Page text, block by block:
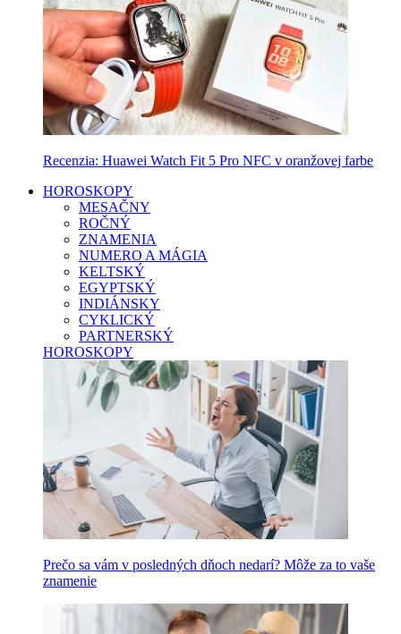
Recenzia: Huawei Watch Fit 5 Pro NFC v oranžovej farbe
HOROSKOPY
MESAČNY
ROČNÝ
ZNAMENIA
NUMERO A MÁGIA
KELTSKÝ
EGYPTSKÝ
INDIÁNSKY
CYKLICKÝ
PARTNERSKÝ
HOROSKOPY
Prečo sa vám v posledných dňoch nedarí? Môže za to vaše
znamenie